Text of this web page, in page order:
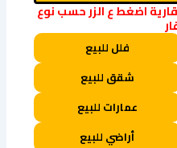
اضغط ع الزر حسب نوع
فلل للبيع
شقق للبيع
عمارات للبيع
أراضي للبيع